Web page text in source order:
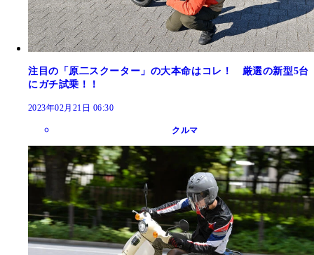
注目の「原二スクーター」の大本命はコレ！ 厳選の新型5台
にガチ試乗！！
2023年02月21日 06:30
クルマ